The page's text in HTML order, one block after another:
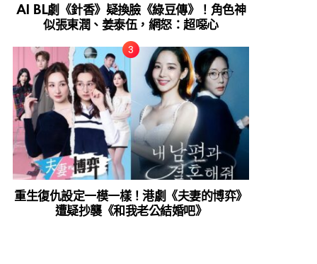
AI BL劇《針香》疑換臉《綠豆傳》！角色神
似張東潤、姜泰伍，網怒：超噁心
重生復仇設定一模一樣！港劇《夫妻的博弈》
遭疑抄襲《和我老公結婚吧》